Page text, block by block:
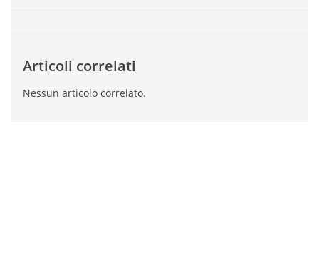
Articoli correlati
Nessun articolo correlato.